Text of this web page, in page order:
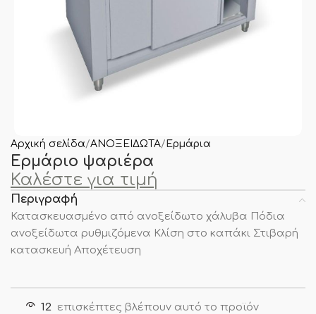
Αρχική σελίδα ΑΝΟΞΕΙΔΩΤΑ Ερμάρια
Ερμάριο ψαριέρα
Καλέστε για τιμή
Περιγραφή
Κατασκευασμένο από ανοξείδωτο χάλυβα Πόδια
ανοξείδωτα ρυθμιζόμενα Κλίση στο καπάκι Στιβαρή
κατασκευή Αποχέτευση
12 επισκέπτες βλέπουν αυτό το προϊόν